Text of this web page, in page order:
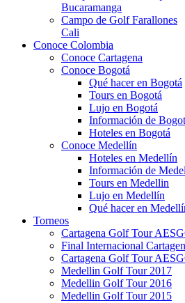
Bucaramanga
Campo de Golf Farallones
Cali
Conoce Colombia
Conoce Cartagena
Conoce Bogotá
Qué hacer en Bogotá
Tours en Bogotá
Lujo en Bogotá
Información de
Hoteles en Bogotá
Conoce Medellín
Hoteles en Medellín
Información de
Tours en Medellin
Lujo en Medellín
Qué hacer en
Torneos
Cartagena Golf Tour
Final Internacional
Cartagena Golf Tour
Medellin Golf Tour 2017
Medellin Golf Tour 2016
Medellin Golf Tour 2015